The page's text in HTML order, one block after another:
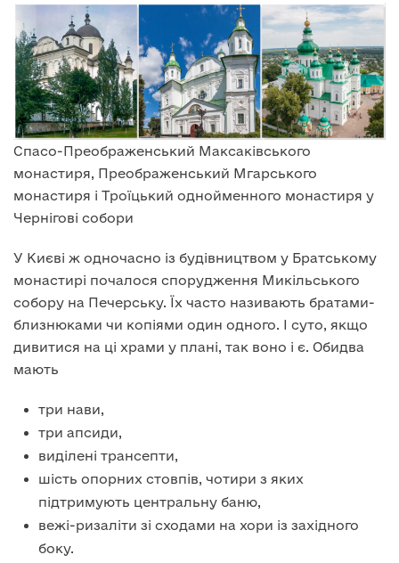
Спасо-Преображенський Максаківського
монастиря, Преображенський Мгарського
монастиря і Троїцький однойменного монастиря у
Чернігові собори
У Києві ж одночасно із будівництвом у Братському
монастирі почалося спорудження Микільського
собору на Печерську. Їх часто називають братами-
близнюками чи копіями один одного. І суто, якщо
дивитися на ці храми у плані, так воно і є. Обидва
мають
три нави,
три апсиди,
виділені трансепти,
шість опорних стовпів, чотири з яких
підтримують центральну баню,
вежі-ризаліти зі сходами на хори із західного
боку.